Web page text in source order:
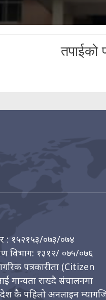
तपाईको
: १५२१५३/०७३/०७४
विभाग: १३१२/ ०७५/०७६
पत्रकारीता (Citizen
मान्यता राख्दै संचालनमा
कै पहिलो अनलाइन